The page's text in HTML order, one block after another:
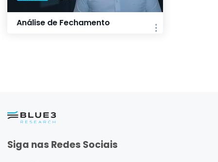
Análise de Fechamento
Siga nas Redes Sociais